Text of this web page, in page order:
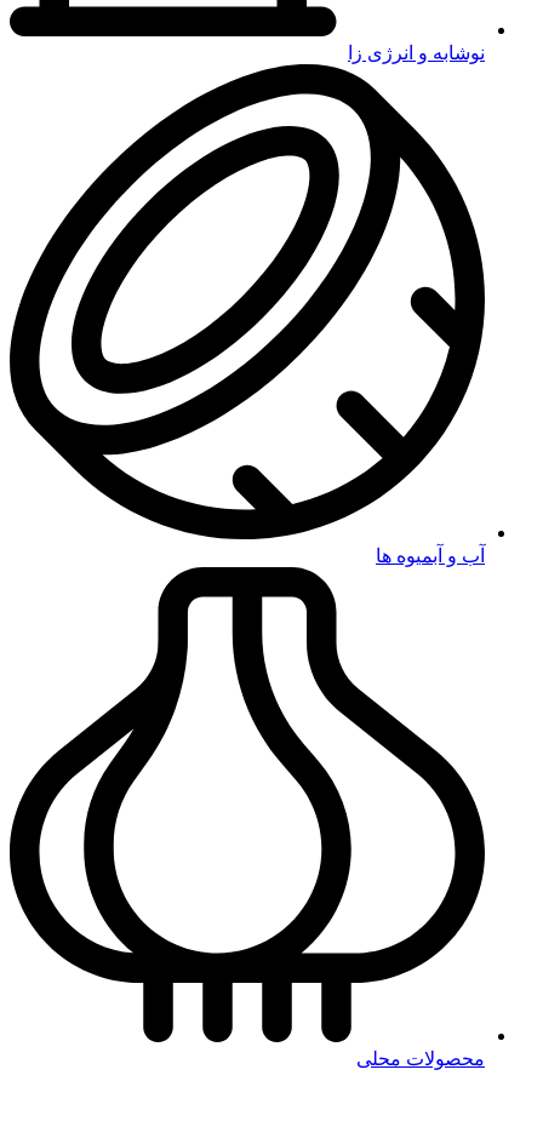
نوشابه و انرژی زا
آب و آبمیوه ها
محصولات محلی